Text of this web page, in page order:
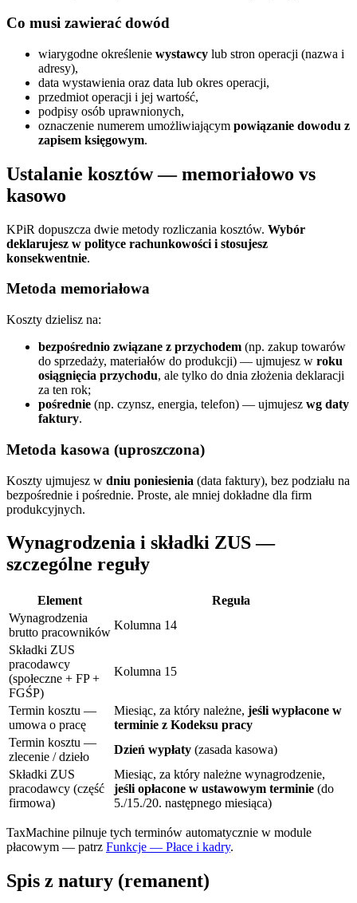
Co musi zawierać dowód
wiarygodne określenie wystawcy lub stron operacji (nazwa i
adresy),
data wystawienia oraz data lub okres operacji,
przedmiot operacji i jej wartość,
podpisy osób uprawnionych,
oznaczenie numerem umożliwiającym powiązanie dowodu z
zapisem księgowym.
Ustalanie kosztów — memoriałowo vs
kasowo
KPiR dopuszcza dwie metody rozliczania kosztów. Wybór
deklarujesz w polityce rachunkowości i stosujesz
konsekwentnie.
Metoda memoriałowa
Koszty dzielisz na:
bezpośrednio związane z przychodem (np. zakup towarów
do sprzedaży, materiałów do produkcji) — ujmujesz w roku
osiągnięcia przychodu, ale tylko do dnia złożenia deklaracji
za ten rok;
pośrednie (np. czynsz, energia, telefon) — ujmujesz wg daty
faktury.
Metoda kasowa (uproszczona)
Koszty ujmujesz w dniu poniesienia (data faktury), bez podziału na
bezpośrednie i pośrednie. Proste, ale mniej dokładne dla firm
produkcyjnych.
Wynagrodzenia i składki ZUS —
szczególne reguły
Element
Reguła
Wynagrodzenia
brutto pracowników
Kolumna 14
Składki ZUS
pracodawcy
(społeczne + FP +
FGŚP)
Kolumna 15
Termin kosztu —
umowa o pracę
Miesiąc, za który należne, jeśli wypłacone w
terminie z Kodeksu pracy
Termin kosztu —
zlecenie / dzieło
Dzień wypłaty (zasada kasowa)
Składki ZUS
pracodawcy (część
firmowa)
Miesiąc, za który należne wynagrodzenie,
jeśli opłacone w ustawowym terminie (do
5./15./20. następnego miesiąca)
TaxMachine pilnuje tych terminów automatycznie w module
płacowym — patrz Funkcje — Płace i kadry.
Spis z natury (remanent)